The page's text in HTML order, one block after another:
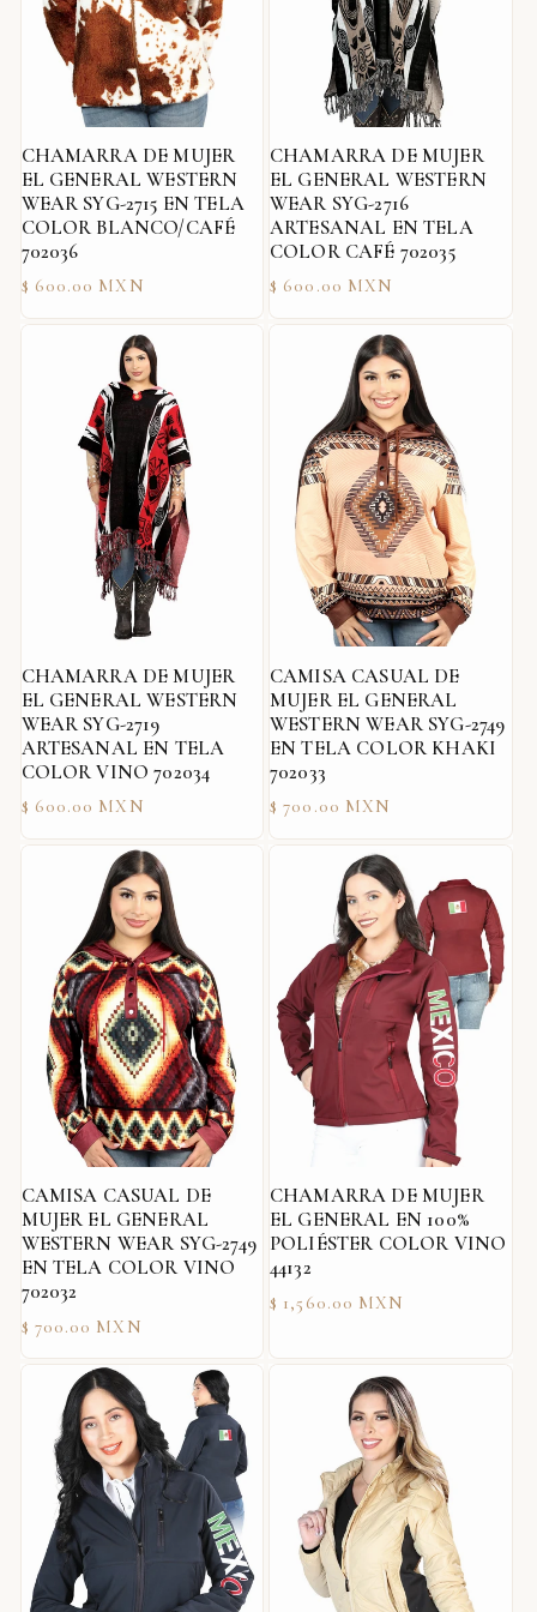
CHAMARRA DE MUJER
EL GENERAL WESTERN
WEAR SYG-2715 EN TELA
COLOR BLANCO/CAFÉ
702036
Precio
habitual
$ 600.00 MXN
CHAMARRA DE MUJER
EL GENERAL WESTERN
WEAR SYG-2716
ARTESANAL EN TELA
COLOR CAFÉ 702035
Precio
habitual
$ 600.00 MXN
CHAMARRA DE MUJER
EL GENERAL WESTERN
WEAR SYG-2719
ARTESANAL EN TELA
COLOR VINO 702034
Precio
habitual
$ 600.00 MXN
CAMISA CASUAL DE
MUJER EL GENERAL
WESTERN WEAR SYG-2749
EN TELA COLOR KHAKI
702033
Precio
habitual
$ 700.00 MXN
CAMISA CASUAL DE
MUJER EL GENERAL
WESTERN WEAR SYG-2749
EN TELA COLOR VINO
702032
Precio
habitual
$ 700.00 MXN
CHAMARRA DE MUJER
EL GENERAL EN 100%
POLIÉSTER COLOR VINO
44132
Precio
$ 1,560.00 MXN